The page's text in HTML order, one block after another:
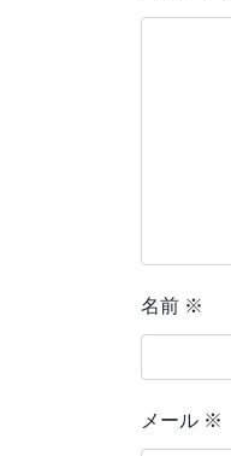
名前 ※
メール ※